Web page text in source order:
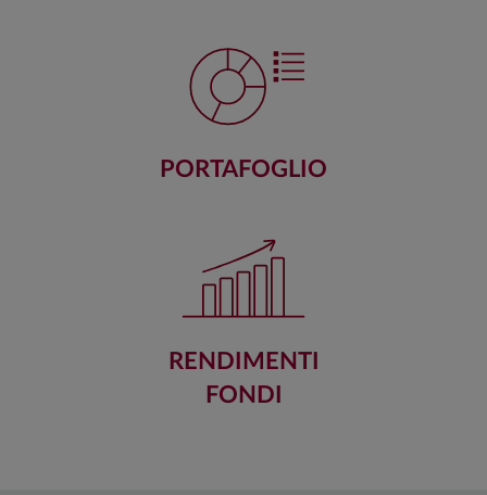
PORTAFOGLIO
RENDIMENTI
FONDI